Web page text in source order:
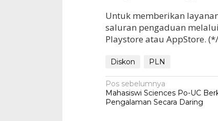
Untuk memberikan
saluran pengaduan
Playstore atau AppStore.
Diskon PLN
Navigasi
pos
Pos sebelumnya
Mahasiswi Sciences Po-UC
Pengalaman Secara Daring